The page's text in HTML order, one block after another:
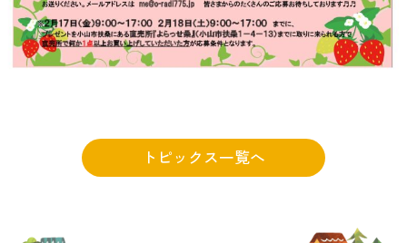
トピックス一覧へ